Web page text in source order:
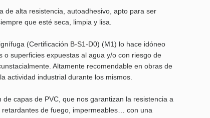
de alta resistencia, autoadhesivo, apto para ser
que esté seca, limpia y lisa.
(Certificación B-S1-D0) (M1) lo hace idóneo
o superficies expuestas al agua y/o con riesgo de
Altamente recomendable en obras de
actividad industrial durante los mismos.
capas de PVC, que nos garantizan la resistencia a
retardantes de fuego, impermeables… con una